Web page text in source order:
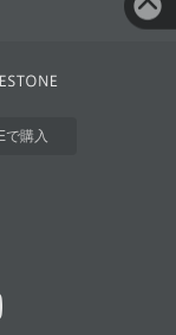
で購入